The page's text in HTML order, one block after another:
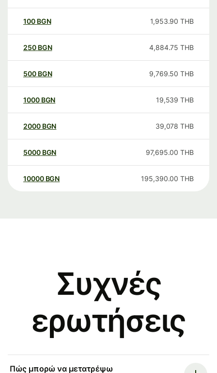
100 BGN 1,953.90 THB
250 BGN 4,884.75 THB
500 BGN 9,769.50 THB
1000 BGN 19,539 THB
2000 BGN 39,078 THB
5000 BGN 97,695.00 THB
10000 BGN 195,390.00 THB
Συχνές
ερωτήσεις
Πώς μπορώ να μετατρέψω